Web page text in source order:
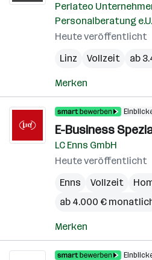
Perlateo
Personalberatung e.U.
Heute veröffentlicht
Linz
Vollzeit ab
Merken
E-Business
LC Enns GmbH
Heute veröffentlicht
Enns
Vollzeit
ab 4.000 €
Merken